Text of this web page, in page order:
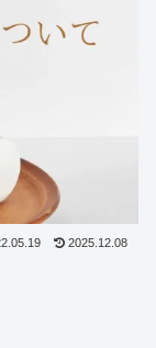
2025.12.08